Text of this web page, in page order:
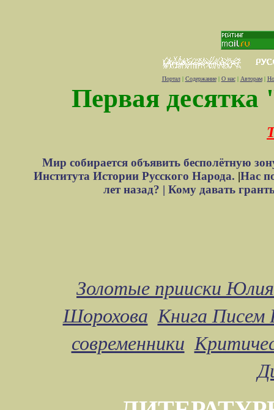
Портал| Содержание| О нас| Авторам|
Первая десятка
Мир собирается объявить бесполётную
Института Истории Русского Народа. |Нас
лет назад? | Кому давать
Золотые прииски
Шорохова Книга Писем
современники